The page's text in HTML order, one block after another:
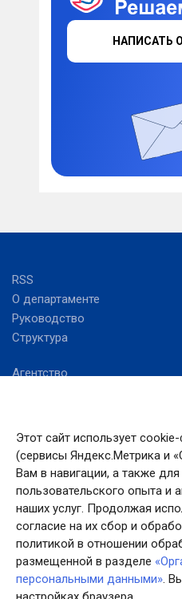
Этот сайт использует
(сервисы Яндекс.Метрика и
Вам в навигации, а также
пользовательского опыта и
наших услуг. Продолжая
согласие на их сбор и
политикой в отношении
размещенной в разделе
персональными данными».
НАПИСАТЬ
RSS
О департаменте
Руководство
Структура
Агентство
области
Единый портал
государственных услуг
Работа в России